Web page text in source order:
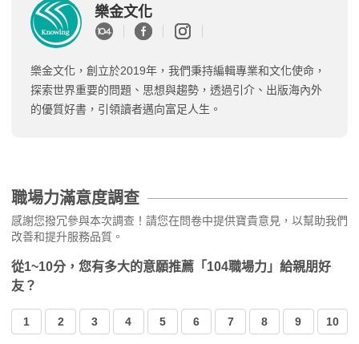
樂金文化
樂金文化，創立於2019年，我們秉持編輯專業和文化使命，
探索世界重要的問題、思想與趨勢，透過引介、出版海內外
的優質好書，引領讀者邁向富足人生。
職場力滿意度調查
感謝您撥冗參與本次調查！請您在問卷中提供寶貴意見，以幫助我們
改善和提升服務品質。
從1~10分，您有多大的意願推薦「104職場力」給親朋好
友？
1 2 3 4 5 6 7 8 9 10